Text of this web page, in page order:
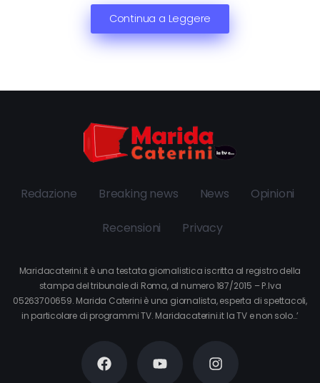
Continua a Leggere
Redazione Breaking news News Opinioni
Recensioni Privacy
Maridacaterini.it è una testata giornalistica iscritta al registro della
stampa del tribunale di Roma, al numero 187/2015 – P.Iva
05263700659. Marida Caterini è una giornalista, esperta di spettacoli,
in particolare di programmi TV. Maridacaterini.it la TV e non solo…’